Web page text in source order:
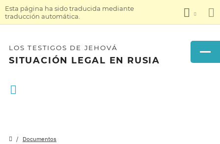
Esta página ha sido traducida mediante
traducción automática.
LOS TESTIGOS DE JEHOVÁ
SITUACIÓN LEGAL EN RUSIA
Documentos